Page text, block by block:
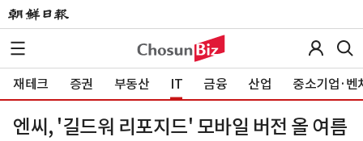
재테크 증권 부동산 IT 금융 산업 중소기업·벤
엔씨, '길드워 리포지드' 모바일 버전 올 여름